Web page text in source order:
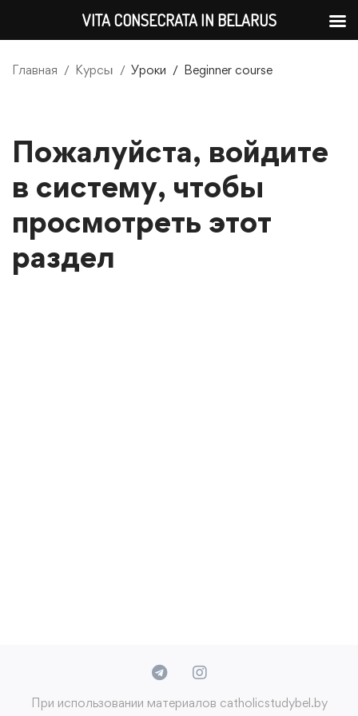
Главная Курсы Уроки Beginner course
Пожалуйста, войдите
в систему, чтобы
просмотреть этот
раздел
При использовании материалов catholicstudybel.by
VITA CONSECRATA IN BELARUS